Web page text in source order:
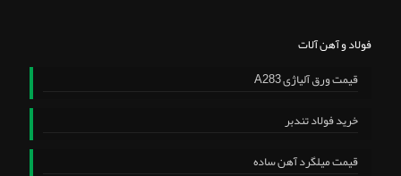
فولاد و آهن آلات
قیمت ورق آلیاژی A283
خرید فولاد تندبر
قیمت میلگرد آهن ساده